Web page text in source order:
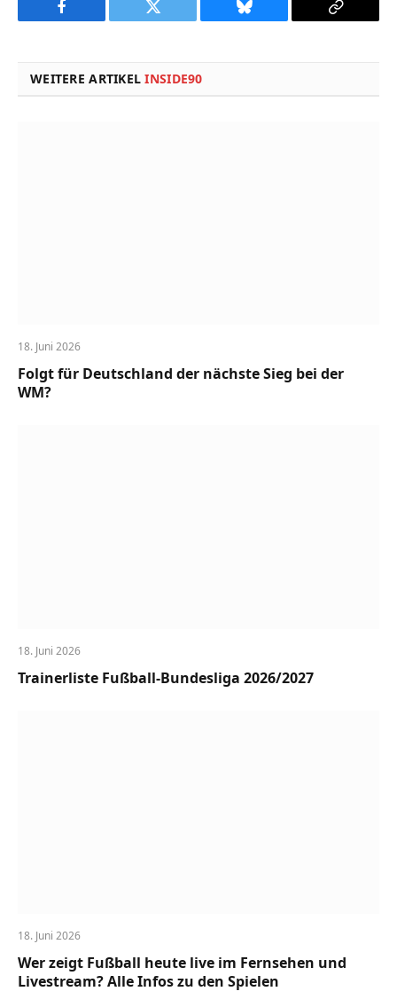
Facebook Twitter Bluesky
Copy
WEITERE ARTIKELINSIDE90
18. Juni 2026
Folgt für Deutschland der nächste Sieg bei der
WM?
18. Juni 2026
Trainerliste Fußball-Bundesliga 2026/2027
18. Juni 2026
Wer zeigt Fußball heute live im Fernsehen und
Livestream? Alle Infos zu den Spielen